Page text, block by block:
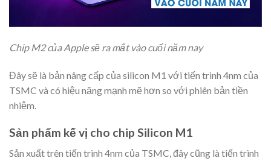
Chip M2 của Apple sẽ ra mắt vào cuối năm nay
Đây sẽ là bản nâng cấp của silicon M1 với tiến trình 4nm của
TSMC và có hiệu năng mạnh mẽ hơn so với phiên bản tiền
nhiệm.
Sản phẩm kế vị cho chip Silicon M1
Sản xuất trên tiến trình 4nm của TSMC, đây cũng là tiến trình